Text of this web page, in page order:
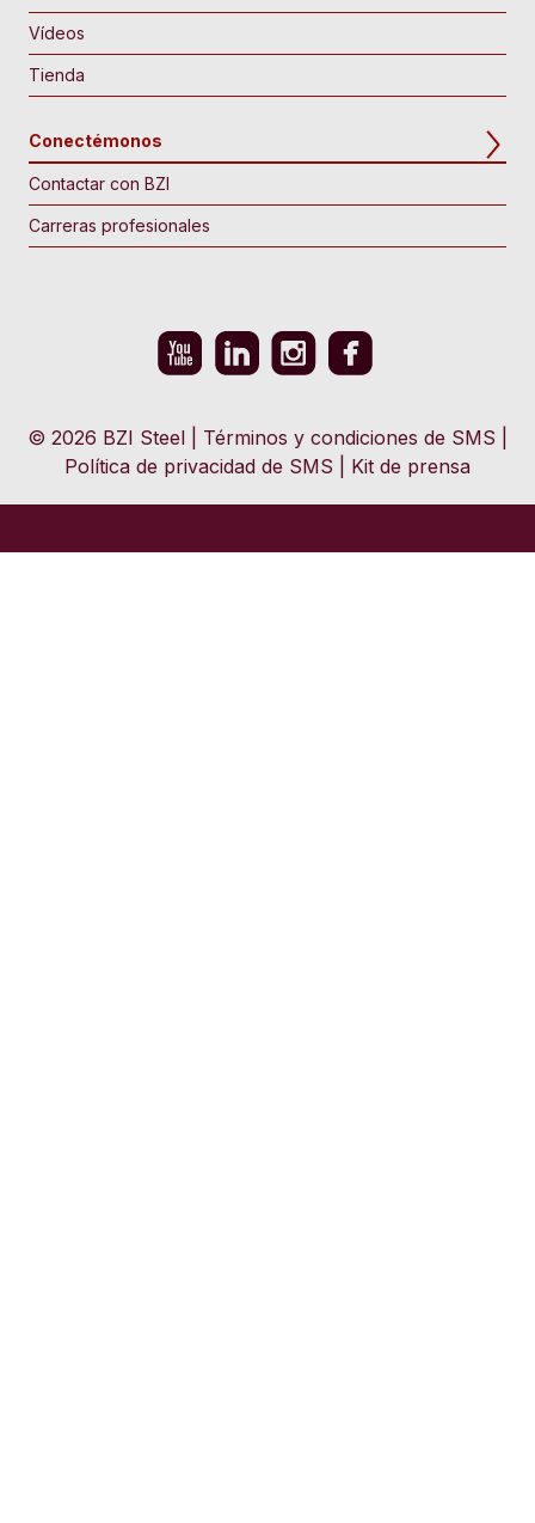
Vídeos
Tienda
Conectémonos
Contactar con BZI
Carreras profesionales
© 2026 BZI Steel Términos y condiciones de SMS
Política de privacidad de SMS
Kit de prensa